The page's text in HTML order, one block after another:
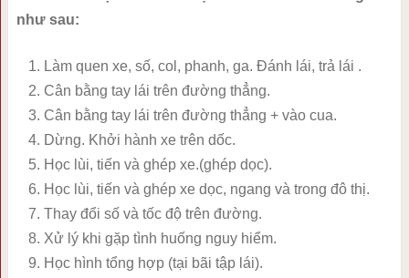
như sau:
Làm quen xe, số, col, phanh, ga. Đánh lái, trả lái .
Cân bằng tay lái trên đường thẳng.
Cân bằng tay lái trên đường thẳng + vào cua.
Dừng. Khởi hành xe trên dốc.
Học lùi, tiến và ghép xe.(ghép dọc).
Học lùi, tiến và ghép xe dọc, ngang và trong đô thị.
Thay đổi số và tốc độ trên đường.
Xử lý khi gặp tình huống nguy hiểm.
Học hình tổng hợp (tại bãi tập lái).